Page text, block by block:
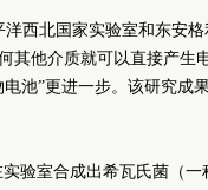
西北国家实验室和东安格
其他介质就可以直接产生电
池”更进一步。该研究成
验室合成出希瓦氏菌（一